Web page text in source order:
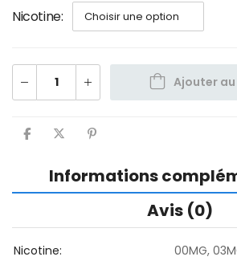
Nicotine
Ajouter
Informations
Avis (0)
Nicotine 00MG,